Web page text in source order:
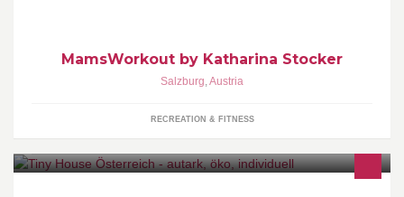
MamsWorkout by Katharina Stocker
Salzburg,Austria
RECREATION & FITNESS